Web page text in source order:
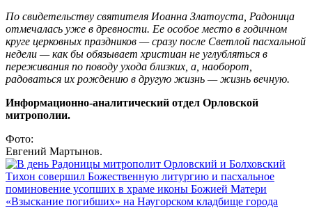
По свидетельству святителя Иоанна Златоуста, Радоница
отмечалась уже в древности. Ее особое место в годичном
круге церковных праздников — сразу после Светлой пасхальной
недели — как бы обязывает христиан не углубляться в
переживания по поводу ухода близких, а, наоборот,
радоваться их рождению в другую жизнь — жизнь вечную.
Информационно-аналитический отдел Орловской
митрополии.
Фото:
Евгений Мартынов.